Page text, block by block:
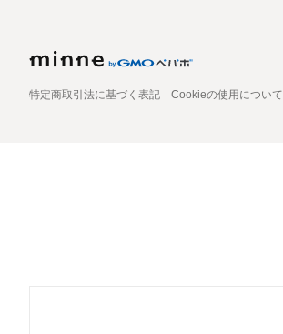
特定商取引法に基づく表記 Cookieの使用について